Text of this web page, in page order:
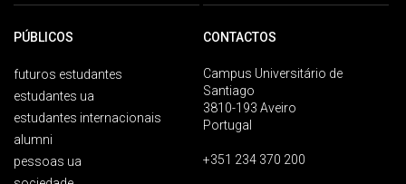
PÚBLICOS
futuros estudantes
estudantes ua
estudantes internacionais
alumni
pessoas ua
CONTACTOS
Campus Universitário de
Santiago
3810-193 Aveiro
Portugal
+351 234 370 200